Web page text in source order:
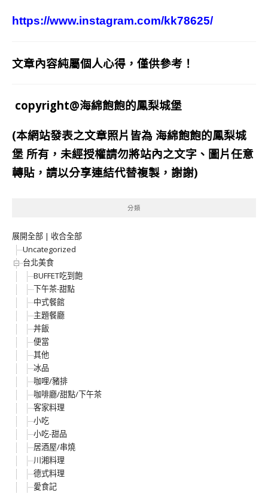
https://www.instagram.com/kk78625/
文章內容純屬個人心得，僅供參考！
copyright@海綿飽飽的鳳梨城堡
(本網站發表之文章照片皆為 海綿飽飽的鳳梨城
堡 所有，未經授權請勿將站內之文字、圖片任意
轉貼，請以分享連結代替複製，謝謝)
分類
展開全部 | 收合全部
Uncategorized
台北美食
BUFFET吃到飽
下午茶-甜點
中式餐館
主題餐廳
丼飯
便當
其他
冰品
咖哩/豬排
咖啡廳/甜點/下午茶
客家料理
小吃
小吃-甜品
居酒屋/串燒
川湘料理
德式料理
愛食記